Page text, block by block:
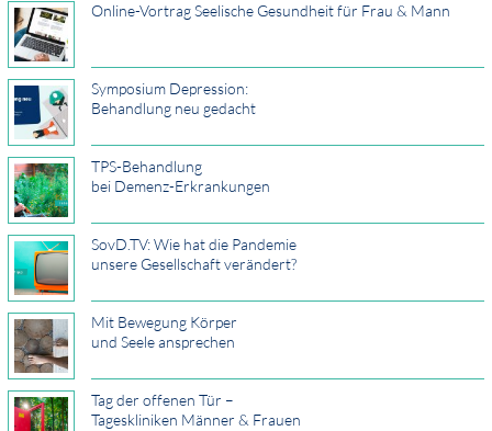
Online-Vortrag Seelische Gesundheit für Frau & Mann
Symposium Depression:
Behandlung neu gedacht
TPS-Behandlung
bei Demenz-Erkrankungen
SovD.TV: Wie hat die Pandemie
unsere Gesellschaft verändert?
Mit Bewegung Körper
und Seele ansprechen
Tag der offenen Tür –
Tageskliniken Männer & Frauen